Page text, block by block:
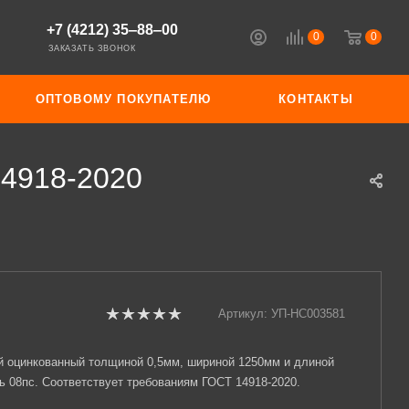
0 0
+7 (4212) 35‒88‒00
ЗАКАЗАТЬ ЗВОНОК
ОПТОВОМУ ПОКУПАТЕЛЮ КОНТАКТЫ
2020
Артикул: УП-НС003581
оцинкованный толщиной 0,5мм, шириной 1250мм и длиной
08пс. Соответствует требованиям ГОСТ 14918-2020.